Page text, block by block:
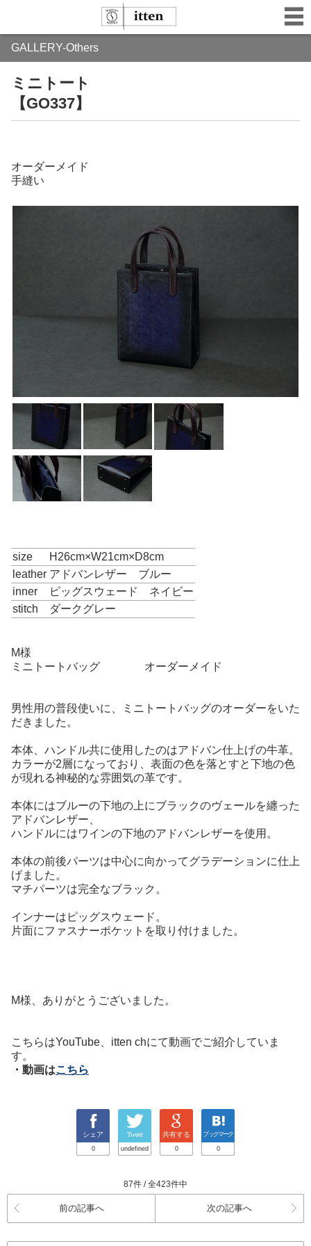
GALLERY-Others
ミニトート
【GO337】
オーダーメイド
手縫い
size
H26cm×W21cm×D8cm
leather アドバンレザー ブルー
inner
ピッグスウェード ネイビー
stitch
ダークグレー
M様
ミニトートバッグ オーダーメイド
男性用の普段使いに、ミニトートバッグのオーダーをいた
だきました。
本体、ハンドル共に使用したのはアドバン仕上げの牛革。
カラーが2層になっており、表面の色を落とすと下地の色
が現れる神秘的な雰囲気の革です。
本体にはブルーの下地の上にブラックのヴェールを纏った
アドバンレザー、
ハンドルにはワインの下地のアドバンレザーを使用。
本体の前後パーツは中心に向かってグラデーションに仕上
げました。
マチパーツは完全なブラック。
インナーはピッグスウェード。
片面にファスナーポケットを取り付けました。
M様、ありがとうございました。
こちらはYouTube、itten chにて動画でご紹介していま
す。
・動画はこちら
シェア
0
Tweet
undefined
共有する
0
ブックマーク
0
87件 / 全423件中
前の記事へ 次の記事へ